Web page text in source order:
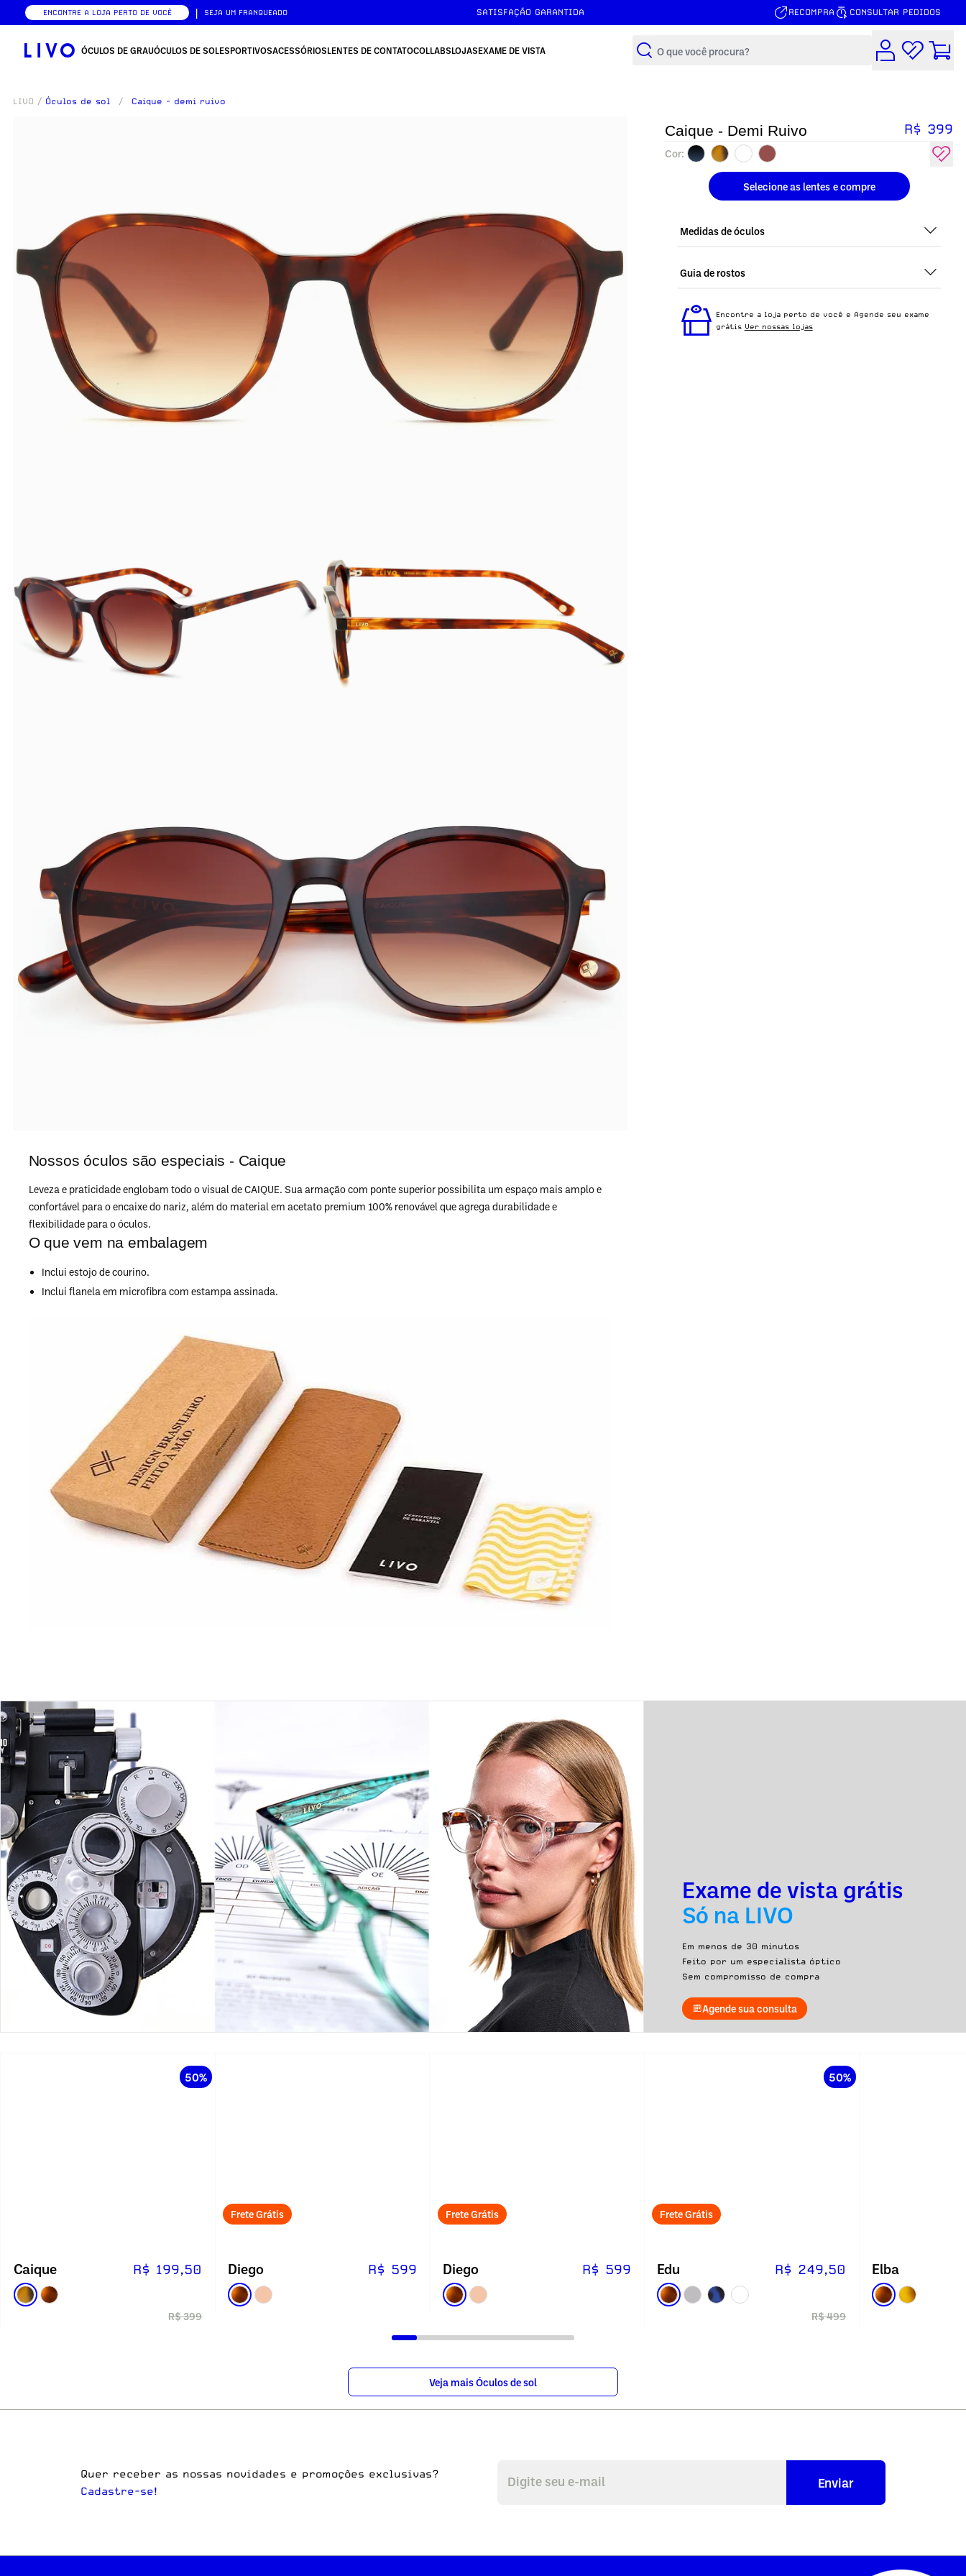
ENCONTRE A LOJA PERTO DE VOCÊ | SEJA UM FRANQUEADO SATISFAÇÃO GARANTIDA RECOMPRA CONSULTAR PEDIDOS
ÓCULOS DE GRAUÓCULOS DE SOLESPORTIVOSACESSÓRIOSLENTES DE CONTATOCOLLABSLOJASEXAME DE VISTA
Buscar
LIVO / Óculos de sol / Caique - demi ruivo
Nossos óculos são especiais - Caique
Leveza e praticidade englobam todo o visual de CAIQUE. Sua armação com ponte superior possibilita um espaço mais amplo e
confortável para o encaixe do nariz, além do material em acetato premium 100% renovável que agrega durabilidade e
flexibilidade para o óculos.
O que vem na embalagem
Inclui estojo de courino.
Inclui flanela em microfibra com estampa assinada.
Caique - Demi Ruivo R$ 399
Cor:
Selecione as lentes e compre
Medidas de óculos
Guia de rostos
Ruivo é ideal para quem busca um óculos confortável
para o dia a dia.
Encontre a loja perto de você e Agende seu exame
grátis Ver nossas lojas
Exame de vista grátis
Só na LIVO
Em menos de 30 minutos
Feito por um especialista óptico
Sem compromisso de compra
Agende sua consulta
50%
Caique R$ 199,50
R$ 399
Frete Grátis
Diego R$ 599
Frete Grátis
Diego R$ 599
50%
Frete Grátis
Edu R$ 249,50
R$ 499
Elba
Veja mais Óculos de sol
Quer receber as nossas novidades e promoções exclusivas?
Cadastre-se!
Enviar